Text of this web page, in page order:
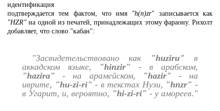
идентификация
подтверждается тем фактом, что имя "h(n)zr" записывается как
"HZR" на одной из печатей, принадлежащих этому фараону. Рихолт
добавляет, что слово "кабан":
"Засвидетельствовано как "huziru" в
аккадском языке,
"hinzir" - в арабском,
"hazira" - на арамейском, "hazir" - на
иврите, "hu-zi-ri" - в текстах Нузи, "hnzr" -
в Угарит, и, вероятно, "hi-zi-ri" - у амореев."